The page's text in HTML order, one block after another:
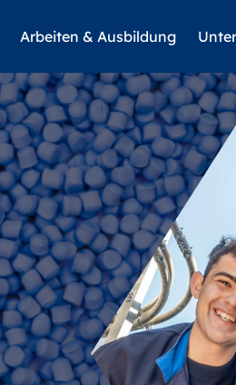
Arbeiten & Ausbildung